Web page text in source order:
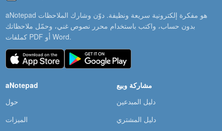
aNotepad هو مفكرة إلكترونية سريعة ونظيفة. دوّن وشارك الملاحظات
بدون حساب، واكتب باستخدام محرر نصوص غني، وحمّل ملاحظاتك
كملفات PDF أو Word.
aNotepad
حول
الميزات
مشاركة وبيع
دليل المبدعين
دليل المشتري